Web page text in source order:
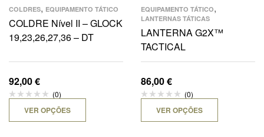
COLDRES, EQUIPAMENTO TÁTICO
COLDRE Nível II – GLOCK
19,23,26,27,36 – DT
92,00€
(0)
VER OPÇÕES
EQUIPAMENTO TÁTICO,
LANTERNAS TÁTICAS
LANTERNA G2X™
TACTICAL
86,00€
(0)
VER OPÇÕES